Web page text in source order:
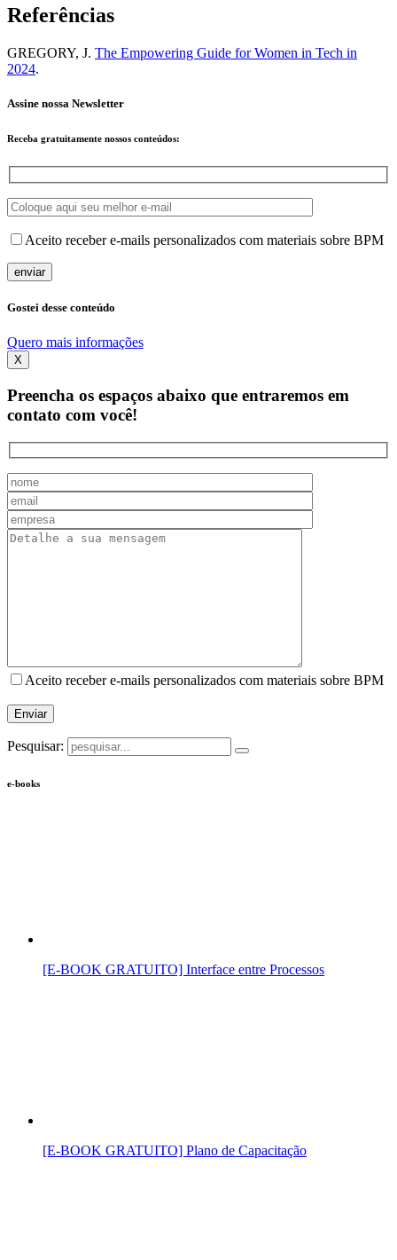
Referências
GREGORY, J. The Empowering Guide for Women in Tech in
2024.
Assine nossa Newsletter
Receba gratuitamente nossos conteúdos:
Aceito receber e-mails personalizados com materiais sobre BPM
Gostei desse conteúdo
Quero mais informações
X
Preencha os espaços abaixo que entraremos em
contato com você!
Aceito receber e-mails personalizados com materiais sobre BPM
Pesquisar:
e-books
[E-BOOK GRATUITO] Interface entre Processos
[E-BOOK GRATUITO] Plano de Capacitação